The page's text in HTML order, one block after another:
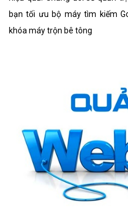
bạn tối ưu bộ máy tìm kiếm
khóa máy trộn bê tông